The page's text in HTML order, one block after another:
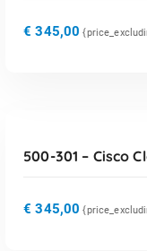
€ 345,00
500-301 – Cisco
€ 345,00